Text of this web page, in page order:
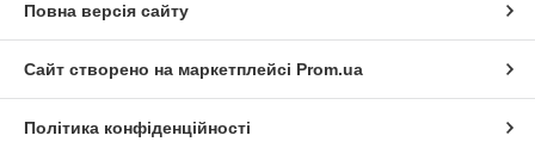
Повна версія сайту
Сайт створено на маркетплейсі Prom.ua
Політика конфіденційності